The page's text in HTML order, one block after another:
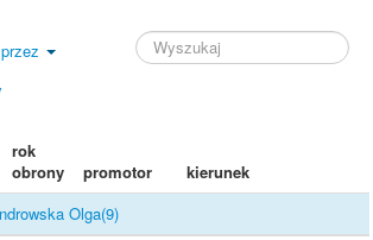
rok
obrony
promotor kierunek
Olga(9)